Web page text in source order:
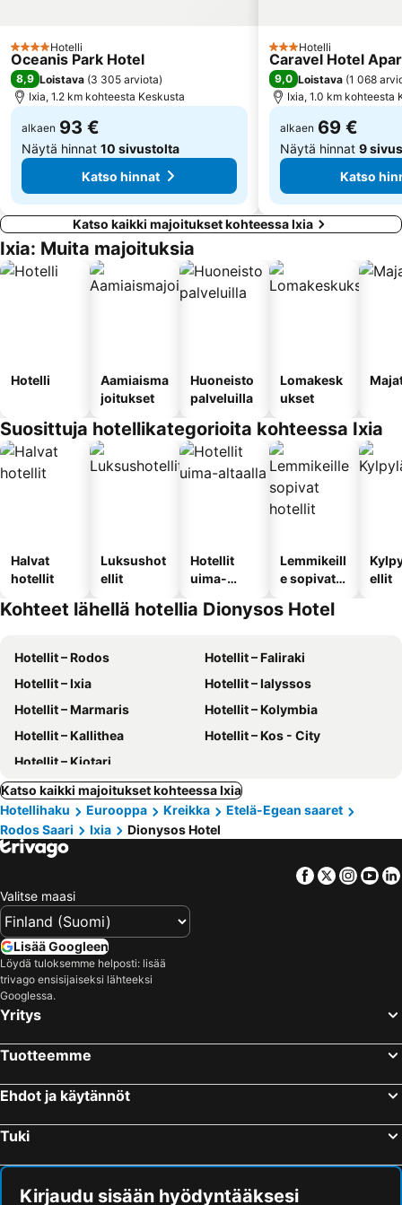
Anthony Quinn's bay
Kolymbia A - Limanaki
Embonas Natural Kyparissos Forest
Kiotari
4 Tähtiluokitus
Hotelli
Oceanis Park Hotel
8,9 Loistava (3 305 arviota)
Ixia, 1.2 km kohteesta Keskusta
alkaen 93 €
Näytä hinnat 10 sivustolta
Katso hinnat
3 Tähtiluokitus
Hotelli
Caravel Hotel
9,0 Loistava (1 068
Ixia, 1.0 km kohteesta
alkaen 69 €
Näytä hinnat 9
Katso
Katso kaikki majoitukset kohteessa Ixia
Ixia: Muita majoituksia
Hotelli
Aamiaisma
joitukset
Huoneisto
palveluilla
Lomakesk
ukset
Suosittuja hotellikategorioita kohteessa Ixia
Halvat
hotellit
Luksushot
ellit
Hotellit
uima-
Lemmikeill
e sopivat
ellit
Kohteet lähellä hotellia Dionysos Hotel
Hotellit – Rodos
Hotellit – Faliraki
Hotellit – Ixia
Hotellit – Ialyssos
Hotellit – Marmaris
Hotellit – Kolymbia
Hotellit – Kallithea
Hotellit – Kos - City
Hotellit – Kiotari
Katso kaikki majoitukset kohteessa Ixia
Hotellihaku
Eurooppa Kreikka
Etelä-Egean saaret
Rodos Saari
Ixia Dionysos Hotel
Facebook
Twitter
Valitse maasi
Lisää Googleen
Löydä tuloksemme helposti: lisää
trivago ensisijaiseksi lähteeksi
Googlessa.
Yritys
Tuotteemme
Ehdot ja käytännöt
Tuki
Kirjaudu sisään hyödyntääksesi